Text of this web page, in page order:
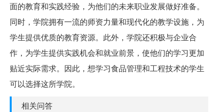
面的教育和实践经验，为他们的未来职业发展做好准备。
同时，学院拥有一流的师资力量和现代化的教学设施，为
学生提供优质的教育资源。此外，学院还积极与企业合
作，为学生提供实践机会和就业前景，使他们的学习更加
贴近实际需求。因此，想学习食品管理和工程技术的学生
可以选择这所学院。
相关问答